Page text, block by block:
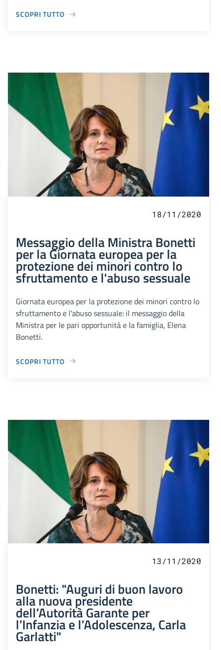
SCOPRI TUTTO
18/11/2020
Messaggio della Ministra Bonetti
per la Giornata europea per la
protezione dei minori contro lo
sfruttamento e l'abuso sessuale
Giornata europea per la protezione dei minori contro lo
sfruttamento e l'abuso sessuale: il messaggio della
Ministra per le pari opportunità e la famiglia, Elena
Bonetti.
SCOPRI TUTTO
13/11/2020
Bonetti: "Auguri di buon lavoro
alla nuova presidente
dell’Autorità Garante per
l’Infanzia e l’Adolescenza, Carla
Garlatti"